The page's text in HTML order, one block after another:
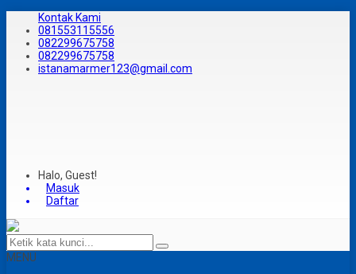
Kontak Kami
081553115556
082299675758
082299675758
istanamarmer123@gmail.com
Halo, Guest!
Masuk
Daftar
MENU